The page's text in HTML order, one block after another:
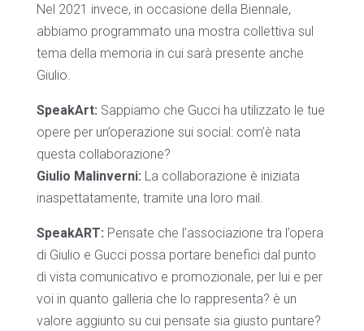
Nel 2021 invece, in occasione della Biennale,
abbiamo programmato una mostra collettiva sul
tema della memoria in cui sarà presente anche
Giulio.
SpeakArt: Sappiamo che Gucci ha utilizzato le tue
opere per un’operazione sui social: com’è nata
questa collaborazione?
Giulio Malinverni: La collaborazione è iniziata
inaspettatamente, tramite una loro mail.
SpeakART: Pensate che l’associazione tra l’opera
di Giulio e Gucci possa portare benefici dal punto
di vista comunicativo e promozionale, per lui e per
voi in quanto galleria che lo rappresenta? è un
valore aggiunto su cui pensate sia giusto puntare?